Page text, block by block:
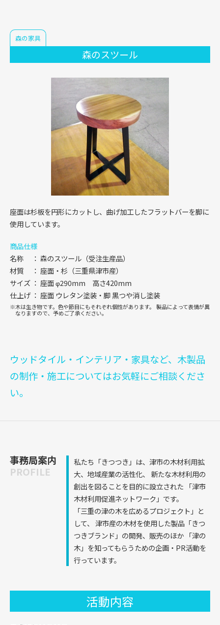
森の家具
森のスツール
座面は杉板を円形にカットし、曲げ加工したフラットバーを脚に
使用しています。
商品仕様
名称
森のスツール（受注生産品）
材質
座面・杉（三重県津市産）
サイズ
座面 φ290mm 高さ420mm
仕上げ
座面 ウレタン塗装・脚 黒つや消し塗装
木は生き物です。色や節目にもそれぞれ個性があります。
製品によって表情が異
なりますので、予めご了承ください。
ウッドタイル・インテリア・家具など、木製品
の制作・施工についてはお気軽にご相談くださ
い。
事務局案内
PROFILE
私たち「きつつき」は、津市の木材利用拡
大、地域産業の活性化、
新たな木材利用の
創出を図ることを目的に設立された 「津市
木材利用促進ネットワーク」です。
「三重の津の木を広めるプロジェクト」と
して、
津市産の木材を使用した製品「きつ
つきブランド」の開発、販売のほか 「津の
木」を知ってもらうための企画・PR活動を
行っています。
活動内容